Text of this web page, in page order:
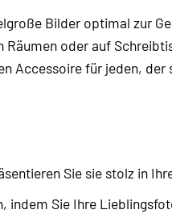
Bilder optimal zur
oder auf
Accessoire für jeden,
Sie sie stolz in
indem Sie Ihre